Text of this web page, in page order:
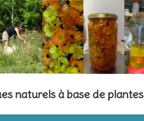
naturels à base de plantes